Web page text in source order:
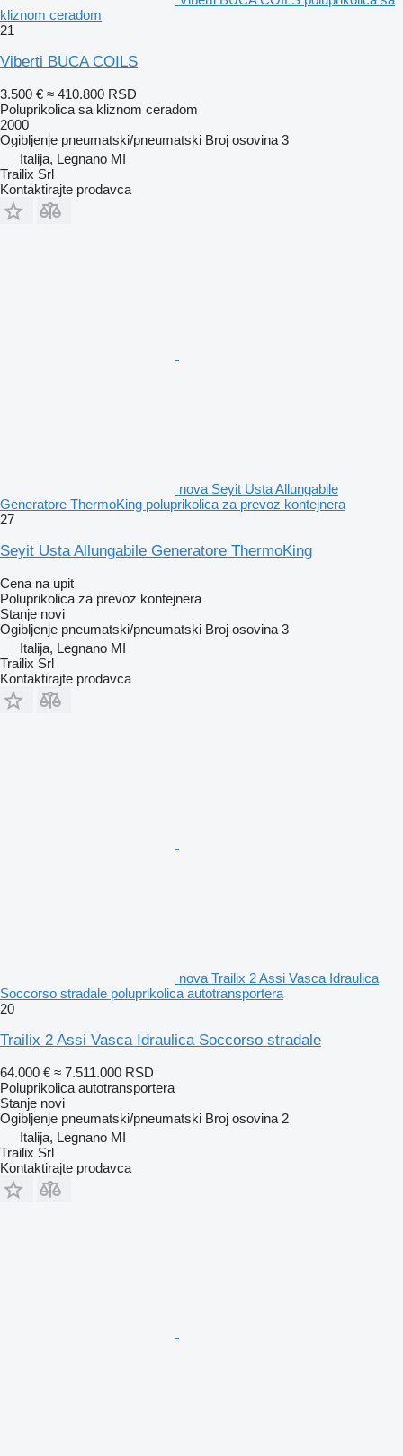
kliznom ceradom
21
Viberti BUCA COILS
3.500 € ≈ 410.800 RSD
Poluprikolica sa kliznom ceradom
2000
Ogibljenje pneumatski/pneumatski Broj osovina 3
Italija, Legnano MI
Trailix Srl
Kontaktirajte prodavca
nova Seyit Usta Allungabile
Generatore ThermoKing poluprikolica za prevoz kontejnera
27
Seyit Usta Allungabile Generatore ThermoKing
Cena na upit
Poluprikolica za prevoz kontejnera
Stanje novi
Ogibljenje pneumatski/pneumatski Broj osovina 3
Italija, Legnano MI
Trailix Srl
Kontaktirajte prodavca
nova Trailix 2 Assi Vasca Idraulica
Soccorso stradale poluprikolica autotransportera
20
Trailix 2 Assi Vasca Idraulica Soccorso stradale
64.000 € ≈ 7.511.000 RSD
Poluprikolica autotransportera
Stanje novi
Ogibljenje pneumatski/pneumatski Broj osovina 2
Italija, Legnano MI
Trailix Srl
Kontaktirajte prodavca